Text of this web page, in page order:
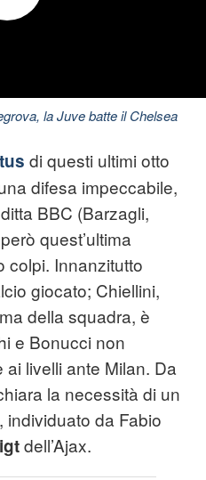
la Juve batte il Chelsea
di questi ultimi otto
difesa impeccabile,
BBC (Barzagli,
quest’ultima
colpi. Innanzitutto
giocato; Chiellini,
della squadra, è
e Bonucci non
livelli ante Milan. Da
la necessità di un
, individuato da Fabio
dell’Ajax.